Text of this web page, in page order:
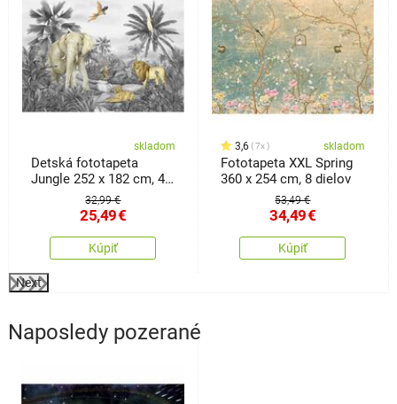
skladom
Detská fototapeta
Jungle 252 x 182 cm, 4
32,99 €
25,49€
Kúpiť
3,6 7x skladom
Fototapeta XXL Spring
360 x 254 cm, 8 dielov
53,49 €
34,49€
Kúpiť
Next
Naposledy pozerané